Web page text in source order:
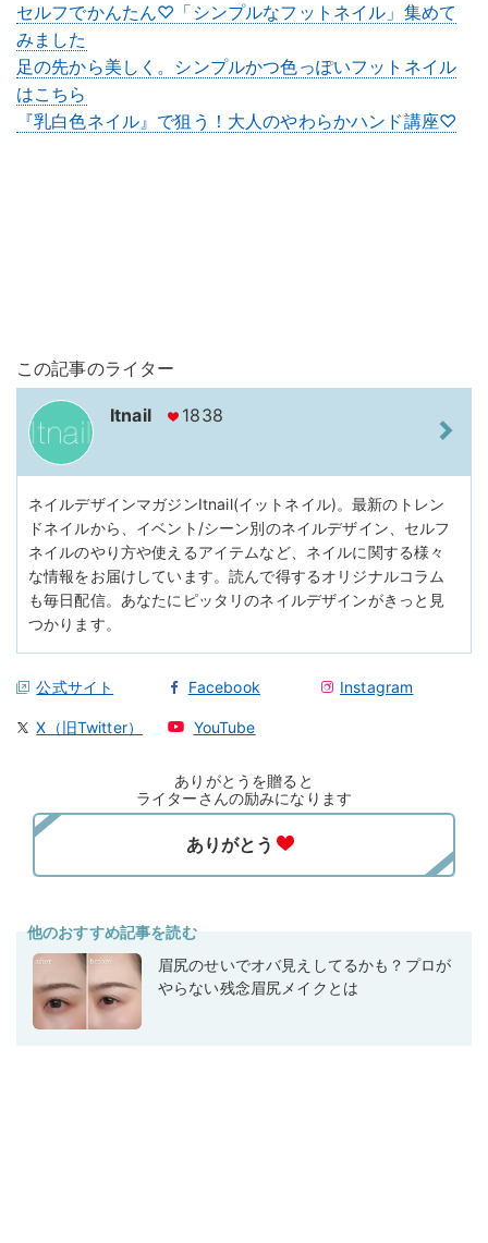
セルフでかんたん♡「シンプルなフットネイル」集めて
みました
足の先から美しく。シンプルかつ色っぽいフットネイル
はこちら
『乳白色ネイル』で狙う！大人のやわらかハンド講座♡
この記事のライター
Itnail 1838
ネイルデザインマガジンItnail(イットネイル)。最新のトレン
ドネイルから、イベント/シーン別のネイルデザイン、セルフ
ネイルのやり方や使えるアイテムなど、ネイルに関する様々
な情報をお届けしています。読んで得するオリジナルコラム
も毎日配信。あなたにピッタリのネイルデザインがきっと見
つかります。
公式サイト Facebook Instagram
X（旧Twitter） YouTube
ありがとうを贈ると
ライターさんの励みになります
他のおすすめ記事を読む
眉尻のせいでオバ見えしてるかも？プロが
やらない残念眉尻メイクとは